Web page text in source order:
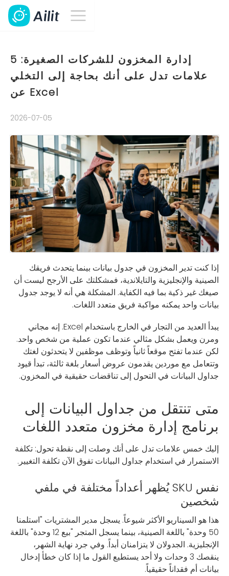
إدارة المخزون للشركات الصغيرة: 5
علامات تدل على أنك بحاجة إلى التخلي
عن Excel
2026-07-05
إذا كنت تدير المخزون في جدول بيانات بينما يتحدث فريقك
الصينية والإنجليزية والتايلاندية، فمشكلتك على الأرجح ليست أن
صيغك غير ذكية بما فيه الكفاية. المشكلة هي أنه لا يوجد جدول
بيانات واحد يمكنه مواكبة فريق متعدد اللغات.
يبدأ العديد من التجار في الخارج باستخدام Excel. إنه مجاني
ومرن ويعمل بشكل مثالي عندما تكون عملية من شخص واحد.
لكن عندما تفتح موقعاً ثانياً وتوظف موظفين لا يتحدثون لغتك
وتتعامل مع موردين يقدمون عروض أسعار بلغة ثالثة، تبدأ قيود
جداول البيانات في التحول إلى تناقضات حقيقية في المخزون.
متى تنتقل من جداول البيانات إلى
برنامج إدارة مخزون متعدد اللغات
إليك خمس علامات تدل على أنك وصلت إلى نقطة تحول: تكلفة
الاستمرار في استخدام جداول البيانات تفوق الآن تكلفة التغيير.
نفس SKU يُظهر أعداداً مختلفة في ملفي
شخصين
هذا هو السيناريو الأكثر شيوعاً. يسجل مدير المشتريات "استلمنا
50 وحدة" باللغة الصينية، بينما يسجل المتجر "بيع 12 وحدة" باللغة
الإنجليزية. الجدولان لا يتزامنان أبداً. وفي جرد نهاية الشهر،
ينقصك 3 وحدات ولا أحد يستطيع القول ما إذا كان خطأ إدخال
بيانات أم فقداناً حقيقياً.